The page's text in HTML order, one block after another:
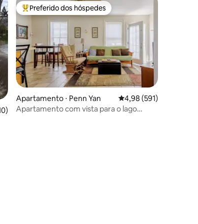
avaliação média de 5, 210 avaliações
Entre os melhores preferidos dos hóspedes
Preferido dos hóspedes
Apartamento ⋅ Penn Yan 4,98 de uma avaliação
4,98 (591)
Apartamento com vista para o lago